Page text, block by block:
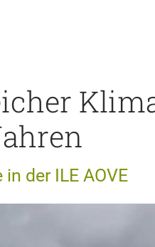
der ILE AOVE